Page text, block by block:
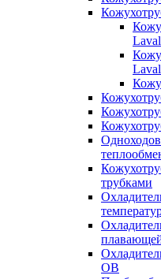
Laval
трубками
ОВ